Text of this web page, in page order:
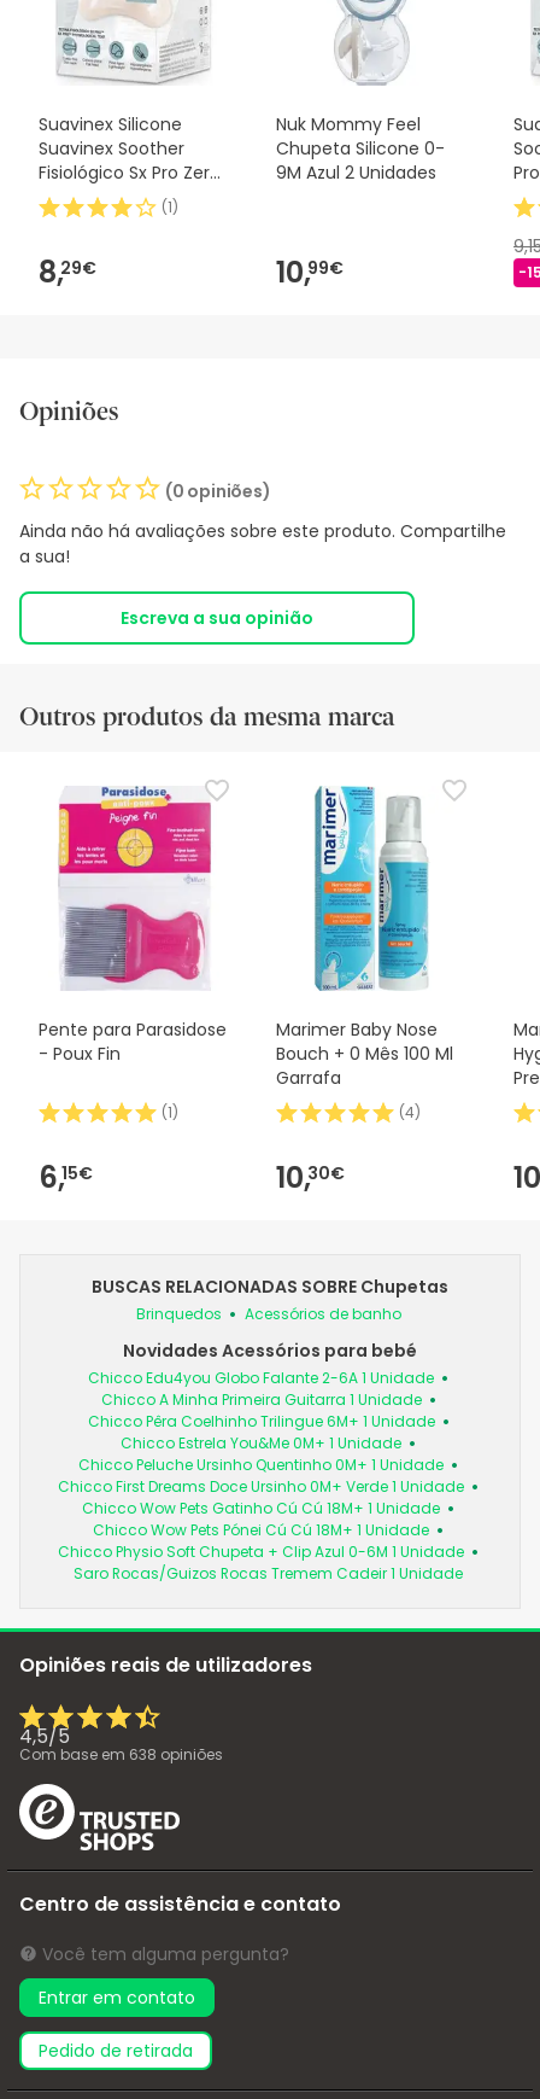
segurança, não hesites em contactar-nos. Além disso, se
desejares, também podes devolver o produto seguindo os
nossos termos e condições
Suavinex Silicone
Suavinex Soother
Fisiológico Sx Pro Zero
2m 1 peça
(1)
8,29€
Nuk Mommy Feel
Chupeta Silicone 0-
9M Azul 2 Unidades
10,99€ -
Opiniões
(0 opiniões)
Ainda não há avaliações sobre este produto. Compartilhe
a sua!
Escreva a sua opinião
Outros produtos da mesma marca
Pente para Parasidose
- Poux Fin
(1)
6,15€
Marimer Baby Nose
Bouch + 0 Mês 100 Ml
Garrafa
(4)
10,30€
BUSCAS RELACIONADAS SOBRE Chupetas
Brinquedos Acessórios de banho
Novidades Acessórios para bebé
Chicco Edu4you Globo Falante 2-6A 1 Unidade
Chicco A Minha Primeira Guitarra 1 Unidade
Chicco Pêra Coelhinho Trilingue 6M+ 1 Unidade
Chicco Estrela You&Me 0M+ 1 Unidade
Chicco Peluche Ursinho Quentinho 0M+ 1 Unidade
Chicco First Dreams Doce Ursinho 0M+ Verde 1 Unidade
Chicco Wow Pets Gatinho Cú Cú 18M+ 1 Unidade
Chicco Wow Pets Pónei Cú Cú 18M+ 1 Unidade
Chicco Physio Soft Chupeta + Clip Azul 0-6M 1 Unidade
Saro Rocas/Guizos Rocas Tremem Cadeir 1 Unidade
Opiniões reais de utilizadores
4,5/5
Com base em 638 opiniões
Centro de assistência e contato
Você tem alguma pergunta?
Entrar em contato
pedido de retirada